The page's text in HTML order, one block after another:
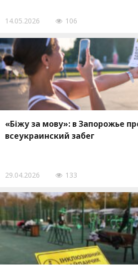
14.05.2026 106
«Біжу за мову»: в Запорожье
всеукраинский забег
29.04.2026 133